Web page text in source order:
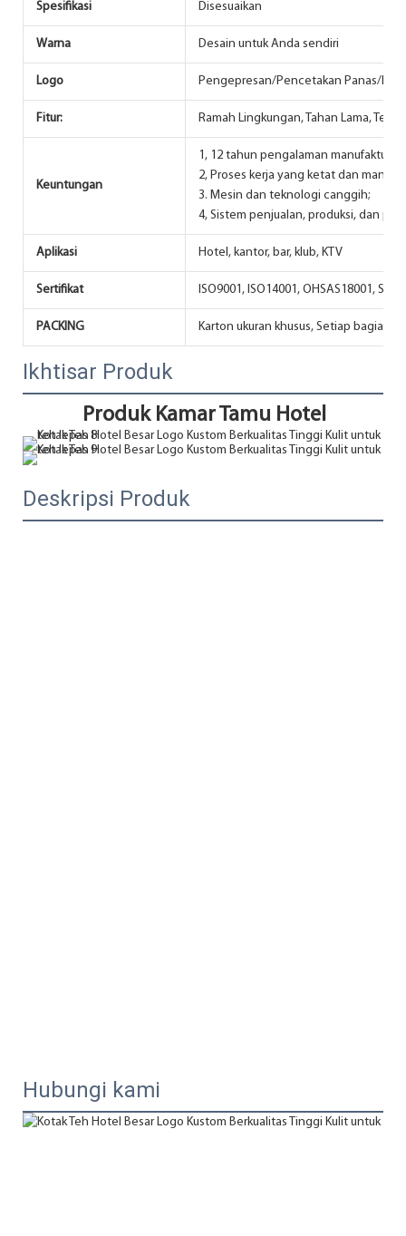
Spesifikasi Disesuaikan
Warna Desain untuk Anda sendiri
Logo Pengepresan/Pencetakan Panas/
Fitur: Ramah Lingkungan, Tahan Lama,
Keuntungan
1, 12 tahun pengalaman manufaktur;
2, Proses kerja yang ketat dan
3. Mesin dan teknologi canggih;
4, Sistem penjualan, produksi, dan
Aplikasi Hotel, kantor, bar, klub, KTV
Sertifikat ISO9001, ISO14001, OHSAS18001, SGS
PACKING Karton ukuran khusus, Setiap bagian
Ikhtisar Produk
Produk Kamar Tamu Hotel
Deskripsi Produk
Hubungi kami